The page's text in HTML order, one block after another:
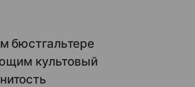
бюстгальтере
культовый